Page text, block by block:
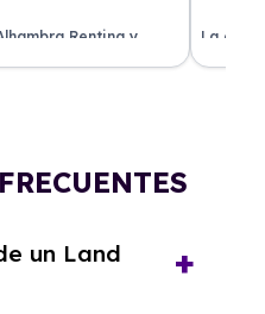
Renting y
transparente y sin
La
un Land